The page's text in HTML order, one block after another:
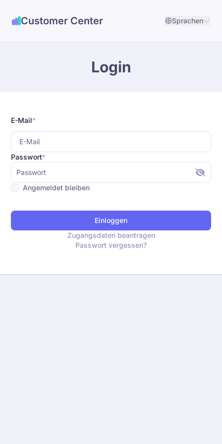
Customer Center Sprachen
Login
E-Mail*
Passwort*
Angemeldet bleiben
Einloggen
Zugangsdaten beantragen
Passwort vergessen?